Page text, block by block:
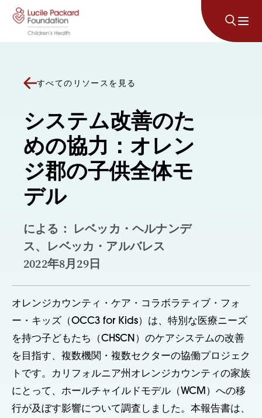
コンテンツにスキップ
すべてのリソースを見る
システム改善のた
めの協力：オレン
ジ郡の子供全体モ
デル
による： レベッカ・ヘルナンデ
ス、レベッカ・アルバレス
2022年8月29日
オレンジカウンティ・ケア・コラボラティブ・フォ
ー・キッズ（OCC3 for Kids）は、特別な医療ニーズ
を持つ子どもたち（CHSCN）のケアシステムの改善
を目指す、複数機関・複数セクターの協働プロジェク
トです。カリフォルニア州オレンジカウンティの家族
にとって、ホールチャイルドモデル（WCM）への移
行が及ぼす影響について調査しました。本報告書は、